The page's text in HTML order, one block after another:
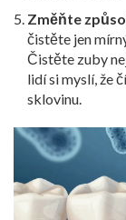
Změňte
čistěte jen
Čistěte zuby
lidí si myslí, že
sklovinu.